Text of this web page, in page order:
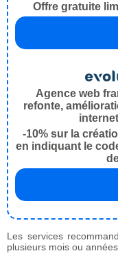
Offre gratuite
Agence web
refonte,
internet
-10% sur la
en indiquant le
Les services
plusieurs mois ou